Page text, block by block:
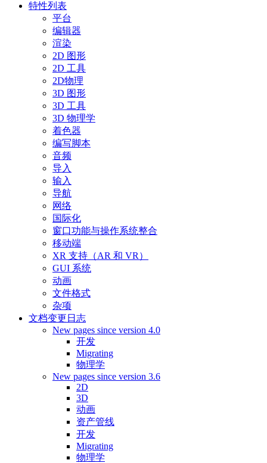
特性列表
平台
编辑器
渲染
2D 图形
2D 工具
2D物理
3D 图形
3D 工具
3D 物理学
着色器
编写脚本
音频
导入
输入
导航
网络
国际化
窗口功能与操作系统整合
移动端
XR 支持（AR 和 VR）
GUI 系统
动画
文件格式
杂项
文档变更日志
New pages since version 4.0
开发
Migrating
物理学
New pages since version 3.6
2D
3D
动画
资产管线
开发
Migrating
物理学